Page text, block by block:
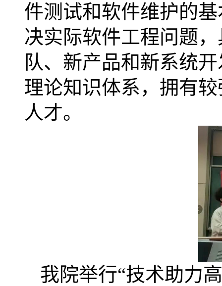
件测试和软件维护的
决实际软件工程问题
队、新产品和新系统
理论知识体系，拥有
人才。
我院举行“技术助力